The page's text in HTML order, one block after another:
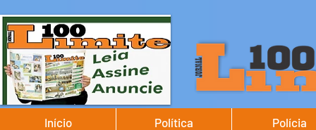
Início Política Polícia